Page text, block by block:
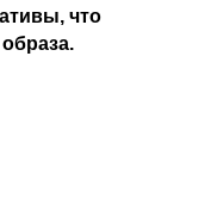
что